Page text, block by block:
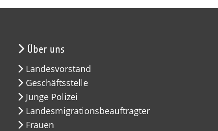
Über uns
Landesvorstand
Geschäftsstelle
Junge Polizei
Landesmigrationsbeauftragter
Frauen